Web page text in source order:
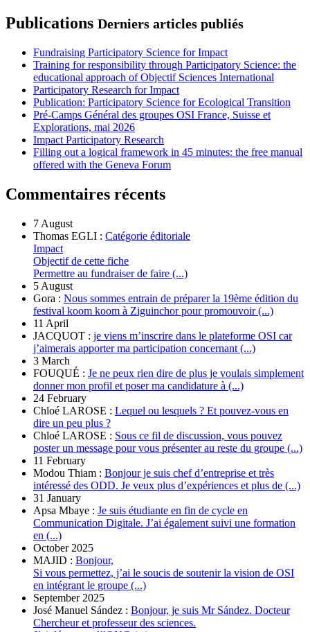
Publications Derniers articles publiés
Fundraising Participatory Science for Impact
Training for responsibility through Participatory Science: the
educational approach of Objectif Sciences International
Participatory Research for Impact
Publication: Participatory Science for Ecological Transition
Pré-Camps Général des groupes OSI France, Suisse et
Explorations, mai 2026
Impact Participatory Research
Filling out a logical framework in 45 minutes: the free manual
offered with the Geneva Forum
Commentaires récents
7 August
Thomas EGLI : Catégorie éditoriale
Impact
Objectif de cette fiche
Permettre au fundraiser de faire (...)
5 August
Gora : Nous sommes entrain de préparer la 19ème édition du
festival koom koom à Ziguinchor pour promouvoir (...)
11 April
JACQUOT : je viens m’inscrire dans le plateforme OSI car
j’aimerais apporter ma participation concernant (...)
3 March
FOUQUÉ : Je ne peux rien dire de plus je voulais simplement
donner mon profil et poser ma candidature à (...)
24 February
Chloé LAROSE : Lequel ou lesquels ? Et pouvez-vous en
dire un peu plus ?
Chloé LAROSE : Sous ce fil de discussion, vous pouvez
poster un message pour vous présenter au reste du groupe (...)
11 February
Modou Thiam : Bonjour je suis chef d’entreprise et très
intéressé des ODD. Je veux plus d’expériences et plus de (...)
31 January
Apsa Mbaye : Je suis étudiante en fin de cycle en
Communication Digitale. J’ai également suivi une formation
en (...)
October 2025
MAJID : Bonjour,
Si vous permettez, j’ai le soucis de soutenir la vision de OSI
en intégrant le groupe (...)
September 2025
José Manuel Sández : Bonjour, je suis Mr Sández. Docteur
Chercheur et professeur des sciences.